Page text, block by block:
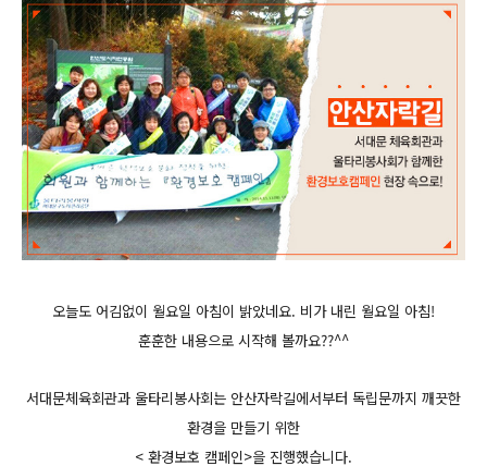
오늘도 어김없이 월요일 아침이 밝았네요. 비가 내린 월요일 아침!
훈훈한 내용으로 시작해 볼까요??^^
서대문체육회관과 울타리봉사회는 안산자락길에서부터 독립문까지 깨끗한
환경을 만들기 위한
< 환경보호 캠페인>을 진행했습니다.